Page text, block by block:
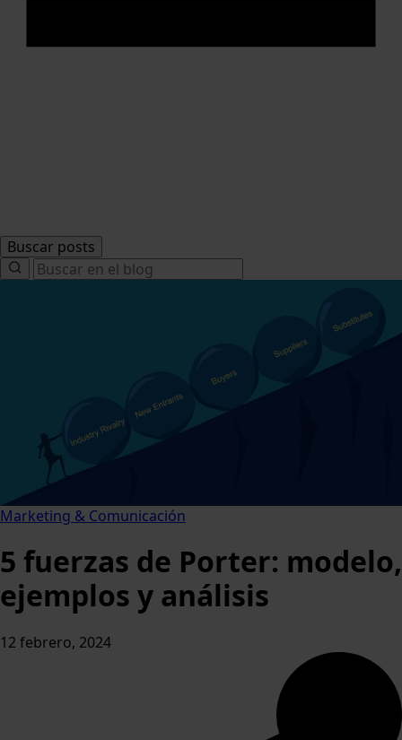
Buscar posts
Search
for:
Marketing & Comunicación
5 fuerzas de Porter: modelo,
ejemplos y análisis
12 febrero, 2024